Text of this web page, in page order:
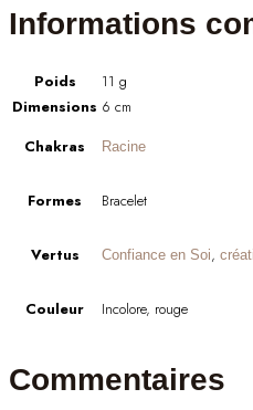
Informations
Poids
11 g
Dimensions 6 cm
Chakras
Racine
Formes Bracelet
Vertus Confiance en Soi,
Couleur Incolore, rouge
Commentaires